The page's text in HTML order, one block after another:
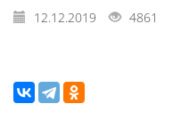
12.12.2019 4861